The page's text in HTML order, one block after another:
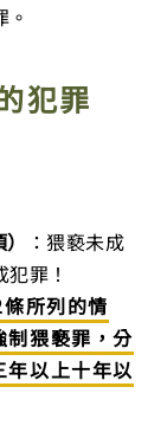
犯罪
：猥褻未成
罪！
所列的情
制猥褻罪，分
以上十年以